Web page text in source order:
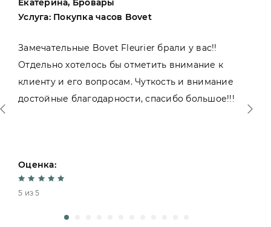
Екатерина, Бровары
Услуга: Покупка часов Bovet
Замечательные Bovet Fleurier брали у вас!!
Отдельно хотелось бы отметить внимание к
клиенту и его вопросам. Чуткость и внимание
достойные благодарности, спасибо большое!!!
Оценка:
5 из 5